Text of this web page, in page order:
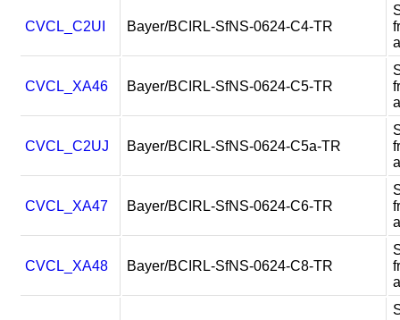
CVCL_C2UI Bayer/BCIRL-SfNS-0624-C4-TR
CVCL_XA46 Bayer/BCIRL-SfNS-0624-C5-TR
CVCL_C2UJ Bayer/BCIRL-SfNS-0624-C5a-TR
CVCL_XA47 Bayer/BCIRL-SfNS-0624-C6-TR
CVCL_XA48 Bayer/BCIRL-SfNS-0624-C8-TR